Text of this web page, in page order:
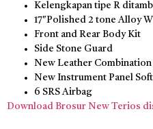
Kelengkapan tipe R
17″Polished 2 tone Alloy
Front and Rear Body Kit
Side Stone Guard
New Leather Combination
New Instrument Panel
6 SRS Airbag
Download Brosur New Terios